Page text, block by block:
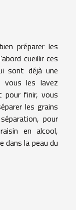
préparer les
cueillir ces
sont déjà une
vous les lavez
pour finir, vous
les grains
pour
en alcool,
dans la peau du